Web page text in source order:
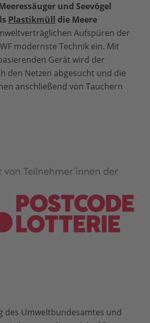
und Seevögel
Plastikmüll die Meere
Aufspüren der
modernste Technik ein. Mit
Gerät wird der
den Netzen abgesucht und die
anschließend von Tauchern
des Umweltbundesamtes und